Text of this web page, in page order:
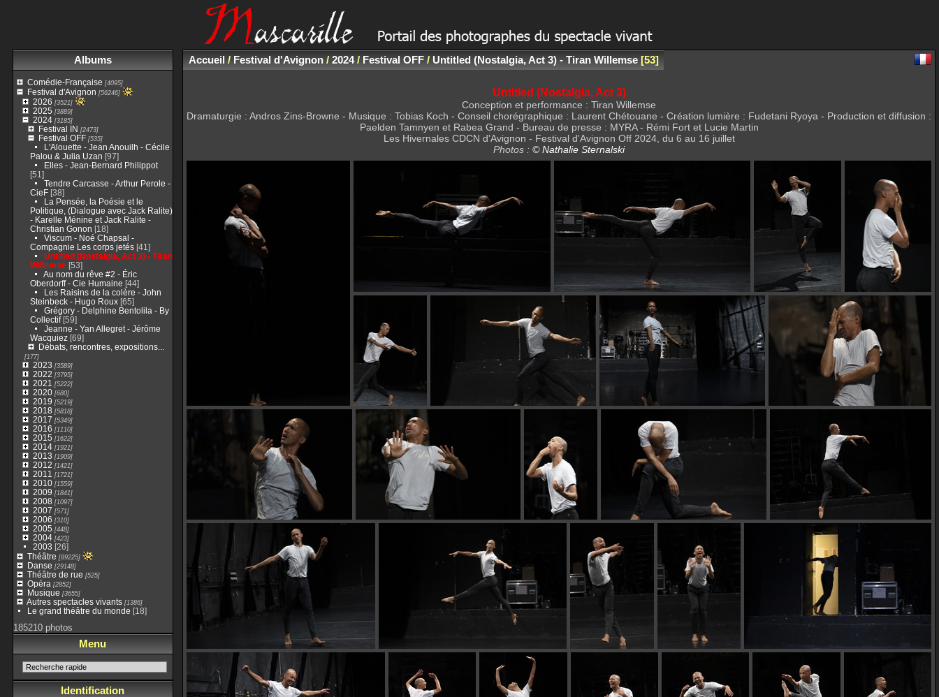
Albums
Comédie-Française [4095]
Festival d'Avignon [56246]
2026 [3521]
2025 [3889]
2024[3185]
Festival IN [2473]
Festival OFF[535]
L'Alouette - Jean Anouilh - Cécile
Palou & Julia Uzan [97]
Elles - Jean-Bernard Philippot
[51]
Tendre Carcasse - Arthur Perole -
CieF[38]
La Pensée, la Poésie et le
Politique, (Dialogue avec Jack Ralite)
- Karelle Ménine et Jack Ralite -
Christian Gonon [18]
Viscum - Noé Chapsal -
Compagnie Les corps jetés[41]
Untitled (Nostalgia, Act 3) - Tiran
Willemse[53]
Au nom du rêve #2 - Éric
Oberdorff - Cie Humaine [44]
Les Raisins de la colère - John
Steinbeck - Hugo Roux[65]
Grégory - Delphine Bentolila - By
Collectif[59]
Jeanne - Yan Allegret - Jérôme
Wacquiez[69]
Débats, rencontres, expositions...
[177]
2023 [3589]
2022 [3795]
2021 [5222]
2020[680]
2019 [5219]
2018 [5818]
2017 [5349]
2016 [1110]
2015 [1622]
2014[1921]
2013 [1909]
2012 [1421]
2011 [1721]
2010[1559]
2009 [1841]
2008 [1097]
2007 [571]
2006 [310]
2005 [448]
2004[423]
2003 [26]
Théâtre [89225]
Danse [29148]
Théâtre de rue [525]
Opéra [2852]
Musique [3655]
Autres spectacles vivants[1386]
Le grand théâtre du monde [18]
185210 photos
Menu
Identification
Accueil/ Festival d'Avignon/ 2024/ Festival OFF/ Untitled (Nostalgia, Act 3) - Tiran Willemse 53
Untitled (Nostalgia, Act 3)
Conception et performance : Tiran Willemse
Dramaturgie : Andros Zins-Browne - Musique : Tobias Koch - Conseil chorégraphique : Laurent Chétouane - Création lumière : Fudetani Ryoya - Production et diffusion :
Paelden Tamnyen et Rabea Grand - Bureau de presse : MYRA - Rémi Fort et Lucie Martin
Les Hivernales CDCN d'Avignon - Festival d'Avignon Off 2024, du 6 au 16 juillet
Photos : © Nathalie Sternalski